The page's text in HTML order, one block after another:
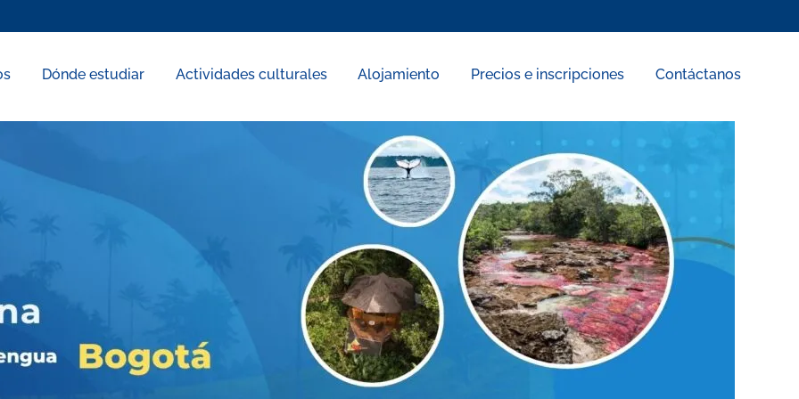
Dónde estudiar Actividades culturales Alojamiento Precios e inscripciones Contáctanos